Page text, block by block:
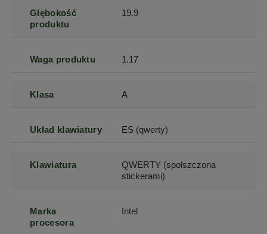
Głębokość
produktu
19.9
Waga produktu 1.17
Klasa A
Układ klawiatury ES (qwerty)
Klawiatura
QWERTY (spolszczona
stickerami)
Marka
procesora
Intel